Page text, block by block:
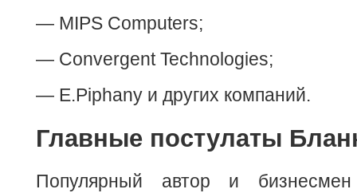
— MIPS Computers;
— Convergent Technologies;
— E.Piphany и других компаний.
Главные постулаты
Популярный автор и бизнесмен